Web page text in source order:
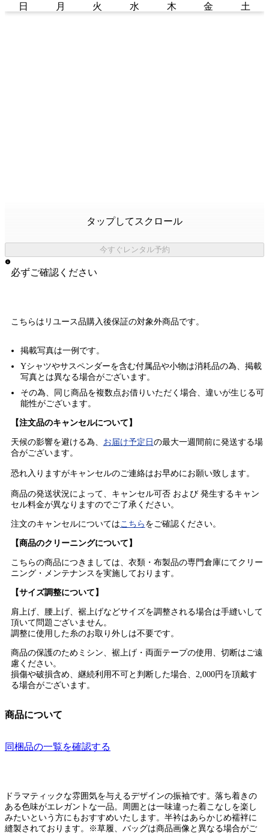
日 月 火 水 木 金 土
タップしてスクロール
今すぐレンタル予約
必ずご確認ください
こちらはリユース品購入後保証の対象外商品です。
掲載写真は一例です。
Yシャツやサスペンダーを含む付属品や小物は消耗品の為、掲載
写真とは異なる場合がございます。
その為、同じ商品を複数点お借りいただく場合、違いが生じる可
能性がございます。
【注文品のキャンセルについて】
天候の影響を避ける為、 お届け予定日 の最大一週間前に発送する場
合がございます。
恐れ入りますがキャンセルのご連絡はお早めにお願い致します。
商品の発送状況によって、キャンセル可否 および 発生するキャン
セル料金が異なりますのでご了承ください。
注文のキャンセルについてはこちら をご確認ください。
【商品のクリーニングについて】
こちらの商品につきましては、衣類・布製品の専門倉庫にてクリー
ニング・メンテナンスを実施しております。
【サイズ調整について】
肩上げ、腰上げ、裾上げなどサイズを調整される場合は手縫いして
頂いて問題ございません。
調整に使用した糸のお取り外しは不要です。
商品の保護のためミシン、裾上げ・両面テープの使用、切断はご遠
慮ください。
損傷や破損含め、継続利用不可と判断した場合、2,000円を頂戴す
る場合がございます。
商品について
同梱品の一覧を確認する
ドラマティックな雰囲気を与えるデザインの振袖です。落ち着きの
ある色味がエレガントな一品。周囲とは一味違った着こなしを楽し
みたいという方にもおすすめいたします。半衿はあらかじめ襦袢に
縫製されております。※草履、バッグは商品画像と異なる場合がご